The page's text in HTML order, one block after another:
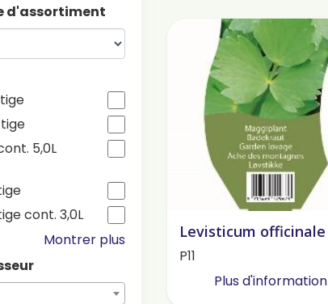
d'assortiment
5,0L
cont. 3,0L
Montrer plus
Levisticum officinale
P11
Plus d'information